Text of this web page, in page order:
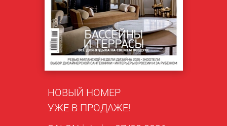
НОВЫЙ НОМЕР
УЖЕ В ПРОДАЖЕ!